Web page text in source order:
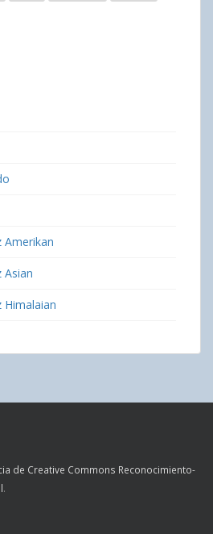
Amerikan
Asian
Himalaian
de Creative Commons Reconocimiento-
.